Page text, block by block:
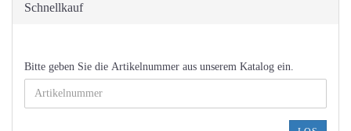
Schnellkauf
BITTE
GEBEN
SIE
Bitte geben Sie die Artikelnummer aus unserem Katalog ein.